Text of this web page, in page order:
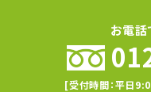
お電
[受付時間：平日